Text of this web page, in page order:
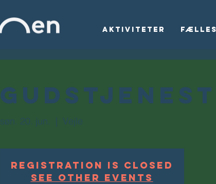
Aktiviteter
søn. 20. jun. Vejle
Registration is Closed
See other events